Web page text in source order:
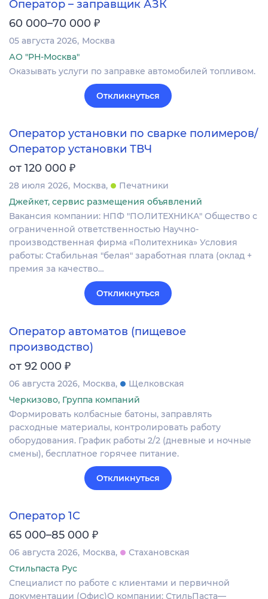
Оператор – заправщик АЗК
60 000–70 000 ₽
05 августа 2026 Москва
АО "РН-Москва"
Оказывать услуги по заправке автомобилей топливом.
Откликнуться
Оператор установки по сварке полимеров/
Оператор установки ТВЧ
от 120 000 ₽
28 июля 2026 Москва
Печатники
Джейкет, сервис размещения объявлений
Вакансия компании: НПФ "ПОЛИТЕХНИКА" Общество с
ограниченной ответственностью Научно-
производственная фирма «Политехника» Условия
работы: Стабильная "белая" заработная плата (оклад +
премия за качество…
Откликнуться
Оператор автоматов (пищевое
производство)
от 92 000 ₽
06 августа 2026 Москва
Щелковская
Черкизово, Группа компаний
Формировать колбасные батоны, заправлять
расходные материалы, контролировать работу
оборудования. График работы 2/2 (дневные и ночные
смены), бесплатное горячее питание.
Откликнуться
Оператор 1С
65 000–85 000 ₽
06 августа 2026 Москва
Стахановская
Стильпаста Рус
Специалист по работе с клиентами и первичной
документации (Офис)О компании: СтильПаста—